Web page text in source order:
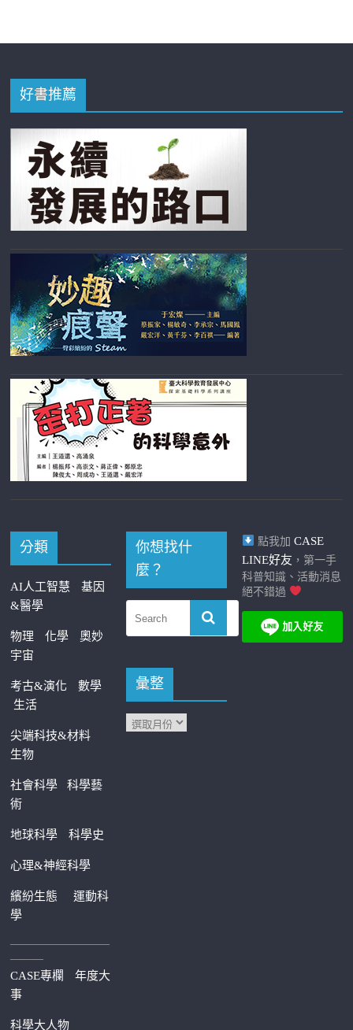
好書推薦
分類
AI人工智慧
基因
&醫學
物理 化學
奧妙
宇宙
考古&演化
數學
生活
尖端科技&材料
生物
社會科學科學藝
術
地球科學 科學史
心理&神經科學
繽紛生態運動科
學
—————————
———
CASE專欄
年度大
事
科學大人物
你想找什
麼？
彙整
點我加 CASE
LINE好友 ，第一手
科普知識、活動消息
絕不錯過